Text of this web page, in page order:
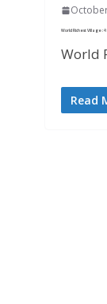
World Richest Village : ये है
World
Read